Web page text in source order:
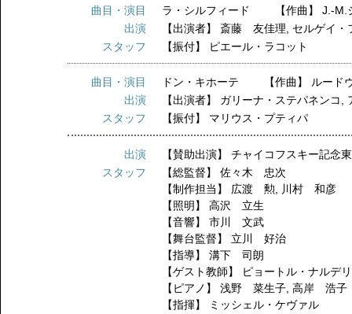
曲目・演目
ラ・シルフィード 【作曲】 J.-M.
出演
【出演者】斎藤 友佳理
セルゲイ・
スタッフ
【振付】 ピエール・ラコット
曲目・演目
ドン・キホーテ 【作曲】 ルード
出演
【出演者】 ガリーナ・ステパネンコ
スタッフ
【振付】 マリウス・プティパ
出演 【賛助出演】チャイコフスキー記念
スタッフ
【総監督】佐々木 忠次
【制作担当】 広渡 勲
川村 和彦
【照明】高沢 立生
【音響】市川 文武
【舞台監督】 立川 好治
【指導】溝下 司朗
【ゲスト教師】
ピョートル・ナルデリ
【ピアノ】浅野 菜生子 ,高岸 浩子
【指揮】
ミッシェル・ケヴァル